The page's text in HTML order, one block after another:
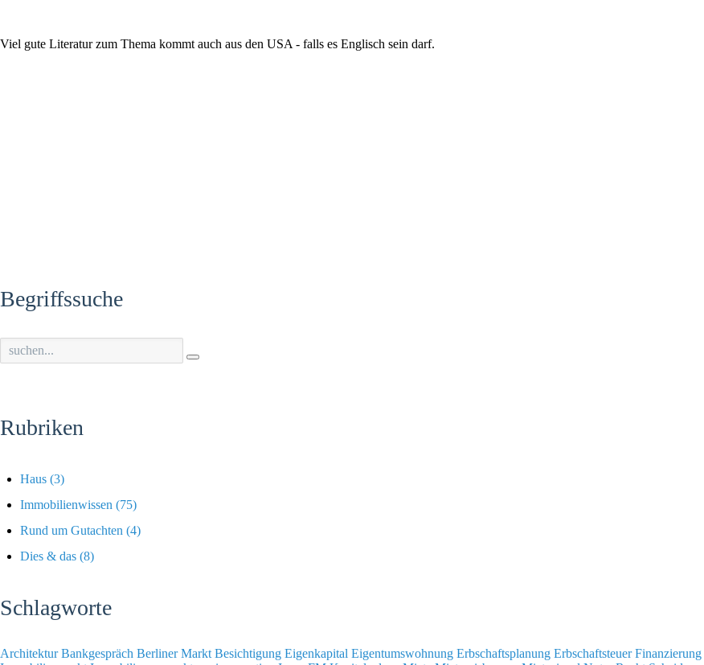
Viel gute Literatur zum Thema kommt auch aus den USA - falls es Englisch sein darf.
Begriffssuche
Rubriken
Haus (3)
Immobilienwissen (75)
Rund um Gutachten (4)
Dies & das (8)
Schlagworte
ArchitekturBankgespräch Berliner Markt Besichtigung Eigenkapital Eigentumswohnung Erbschaftsplanung ErbschaftsteuerFinanzierung